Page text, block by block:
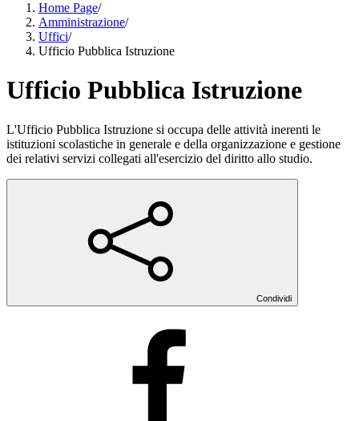
Home Page/
Amministrazione/
Uffici/
Ufficio Pubblica Istruzione
Ufficio Pubblica Istruzione
L'Ufficio Pubblica Istruzione si occupa delle attività inerenti le
istituzioni scolastiche in generale e della organizzazione e gestione
dei relativi servizi collegati all'esercizio del diritto allo studio.
Condividi